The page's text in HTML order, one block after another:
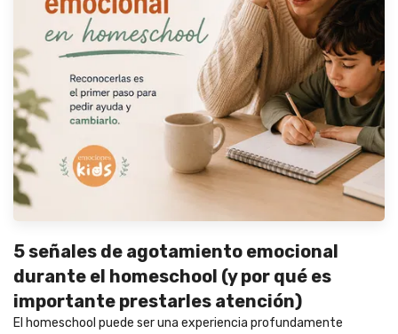
5 señales de agotamiento emocional
durante el homeschool (y por qué es
importante prestarles atención)
El homeschool puede ser una experiencia profundamente